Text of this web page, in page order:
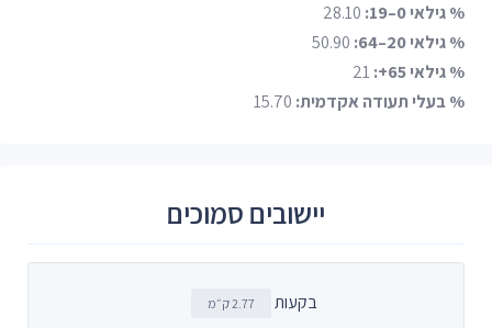
% גילאי 0–19:
% גילאי 20–64:
% גילאי 65+:
% בעלי תעודה אקדמית:
יישובים סמוכים
בקעות 2.77 ק״מ